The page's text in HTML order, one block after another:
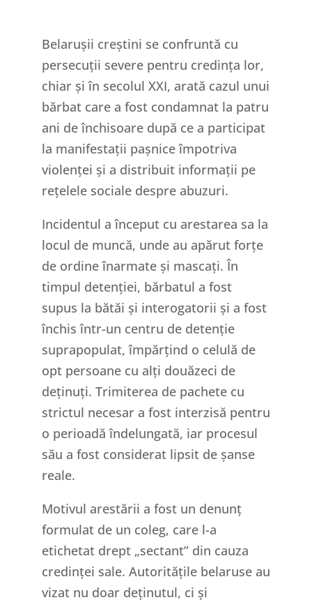
Belarușii creștini se confruntă cu
persecuții severe pentru credința lor,
chiar și în secolul XXI, arată cazul unui
bărbat care a fost condamnat la patru
ani de închisoare după ce a participat
la manifestații pașnice împotriva
violenței și a distribuit informații pe
rețelele sociale despre abuzuri.
Incidentul a început cu arestarea sa la
locul de muncă, unde au apărut forțe
de ordine înarmate și mascați. În
timpul detenției, bărbatul a fost
supus la bătăi și interogatorii și a fost
închis într-un centru de detenție
suprapopulat, împărțind o celulă de
opt persoane cu alți douăzeci de
deținuți. Trimiterea de pachete cu
strictul necesar a fost interzisă pentru
o perioadă îndelungată, iar procesul
său a fost considerat lipsit de șanse
reale.
Motivul arestării a fost un denunț
formulat de un coleg, care l-a
etichetat drept „sectant” din cauza
credinței sale. Autoritățile belaruse au
vizat nu doar deținutul, ci și